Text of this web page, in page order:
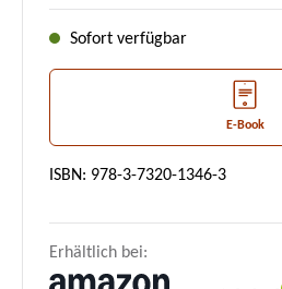
Sofort verfügbar
E-Book
ISBN: 978-3-7320-1346-3
Erhältlich bei: